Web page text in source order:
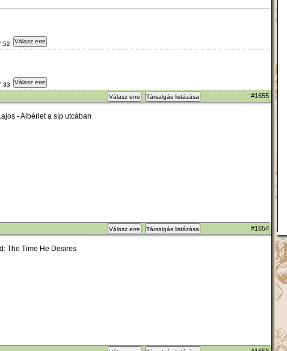
Válasz erre
Válasz erre
Válasz erre Társalgás listázása #1655
- Albérlet a síp utcában
Válasz erre Társalgás listázása #1654
The Time He Desires